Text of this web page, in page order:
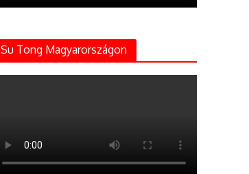
Su Tong Magyarországon